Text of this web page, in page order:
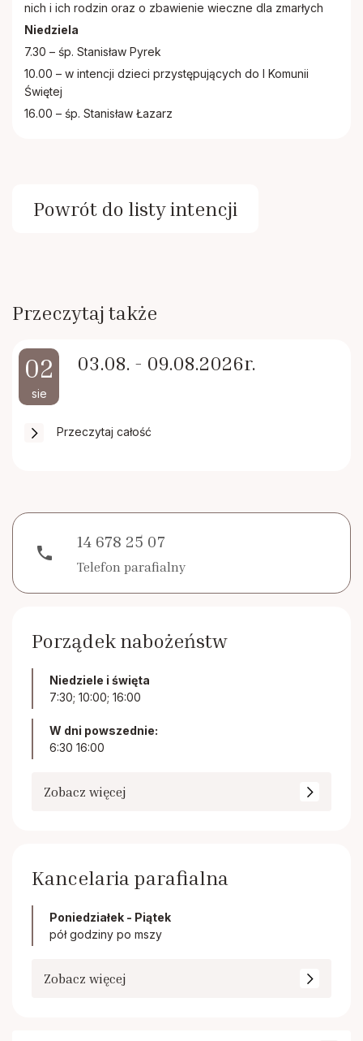
phone
14 678 25 07
Telefon parafialny
Porządek nabożeństw
Niedziele i święta
7:30; 10:00; 16:00
W dni powszednie:
6:30 16:00
Zobacz więcej
Kancelaria parafialna
Poniedziałek - Piątek
pół godziny po mszy
Zobacz więcej
nich i ich rodzin oraz o zbawienie wieczne dla zmarłych
Niedziela
7.30 – śp. Stanisław Pyrek
10.00 – w intencji dzieci przystępujących do I Komunii
Świętej
16.00 – śp. Stanisław Łazarz
Powrót do listy intencji
Przeczytaj także
02
sie
03.08. - 09.08.2026r.
Przeczytaj całość